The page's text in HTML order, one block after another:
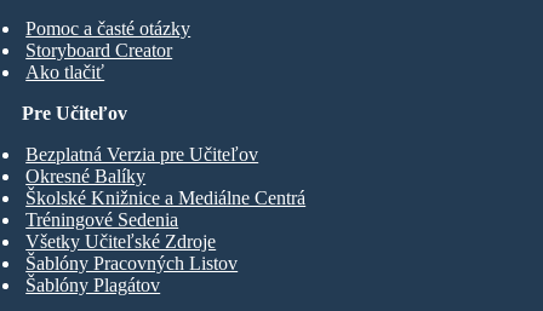
Pomoc a časté otázky
Storyboard Creator
Ako tlačiť
Pre Učiteľov
Bezplatná Verzia pre Učiteľov
Okresné Balíky
Školské Knižnice a Mediálne Centrá
Tréningové Sedenia
Všetky Učiteľské Zdroje
Šablóny Pracovných Listov
Šablóny Plagátov